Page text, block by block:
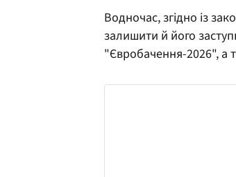
Водночас, згідно із
залишити й його
"Євробачення-2026", а